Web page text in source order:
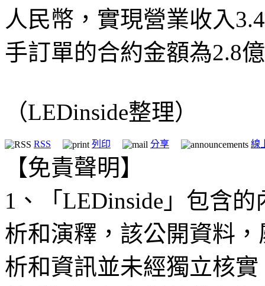
人民幣，實現營業收入
手訂單的合約金額為2.8
（LEDinside整理）
RSS 列印 分享 線
【免責聲明】
1、「LEDinside」包含
析和演釋，該公開資料
析和資訊並未經獨立核